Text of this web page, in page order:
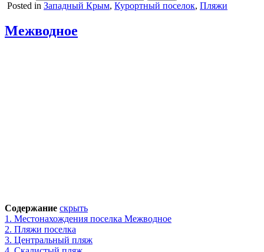
Posted in Западный Крым, Курортный поселок, Пляжи
Межводное
Содержание скрыть
1. Местонахождения поселка Межводное
2. Пляжи поселка
3. Центральный пляж